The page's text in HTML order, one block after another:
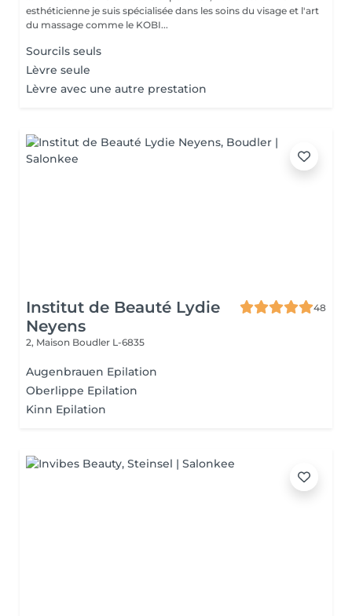
esthéticienne je suis spécialisée dans les soins du visage et l'art
du massage comme le KOBI...
Sourcils seuls
Lèvre seule
Lèvre avec une autre prestation
Institut de Beauté Lydie
Neyens
48
2, Maison Boudler L-6835
Augenbrauen Epilation
Oberlippe Epilation
Kinn Epilation